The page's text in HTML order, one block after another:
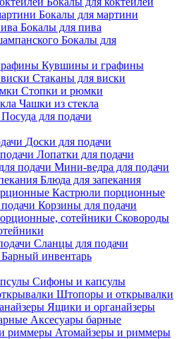
Бокалы для мартини
Бокалы для пива
Бокалы для
Кувшины и графины
Стаканы для виски
Стопки и рюмки
Чашки из стекла
Посуда для подачи
Доски для подачи
Лопатки для подачи
Мини-ведра для подачи
Блюда для запекания
Кастрюли порционные
Корзины для подачи
Сковороды
Сланцы для подачи
Барный инвентарь
Сифоны и капсулы
Штопоры и открывалки
Ящики и органайзеры
Аксесуары барные
Атомайзеры и риммеры